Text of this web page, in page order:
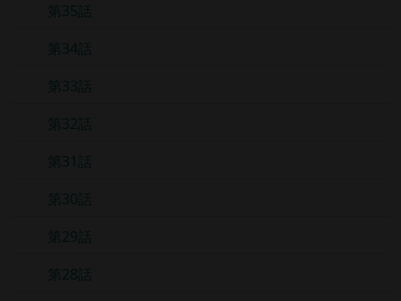
第35話
第34話
第33話
第32話
第31話
第30話
第29話
第28話